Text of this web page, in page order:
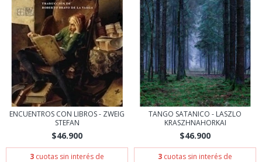
ENCUENTROS CON LIBROS - ZWEIG
STEFAN
$46.900
3 cuotas sin interés de
TANGO SATANICO - LASZLO
KRASZHNAHORKAI
$46.900
3 cuotas sin interés de